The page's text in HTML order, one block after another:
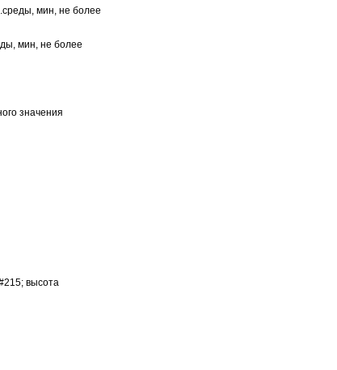
мин, не более
мин, не более
значения
высота